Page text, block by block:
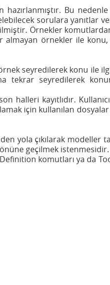
Bu
sorulara yanıtlar
Örnekler
almayan örnekler ile
seyredilerek konu ile
tekrar seyredilerek
halleri kayıtlıdır.
için kullanılan dosyalar
yola çıkılarak modeller
geçilmek
komutları ya da